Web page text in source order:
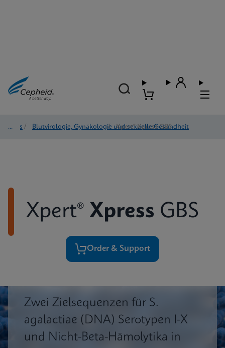
Tests / Blutvirologie, Gynäkologie und sexuelle Gesundheit
/ Xpert® Xpress GBS
Xpert® Xpress GBS
Order & Support
Zwei Zielsequenzen für S.
agalactiae (DNA) Serotypen I-X
und Nicht-Beta-Hämolytika in